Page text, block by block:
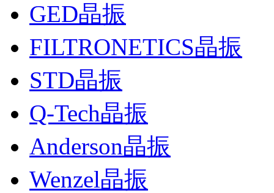
GED晶振
FILTRONETICS晶振
STD晶振
Q-Tech晶振
Anderson晶振
Wenzel晶振